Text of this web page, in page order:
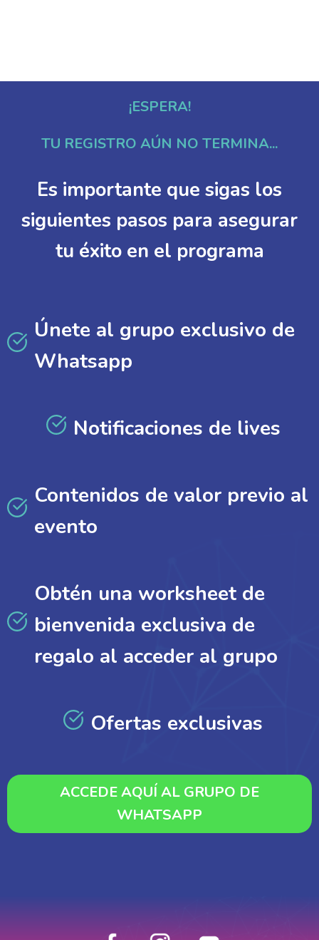
¡ESPERA!
TU REGISTRO AÚN NO TERMINA...
Es importante que sigas los
siguientes pasos para asegurar
tu éxito en el programa
Únete al grupo exclusivo de
Whatsapp
Notificaciones de lives
Contenidos de valor previo al
evento
Obtén una worksheet de
bienvenida exclusiva de
regalo al acceder al grupo
Ofertas exclusivas
ACCEDE AQUÍ AL GRUPO DE
WHATSAPP